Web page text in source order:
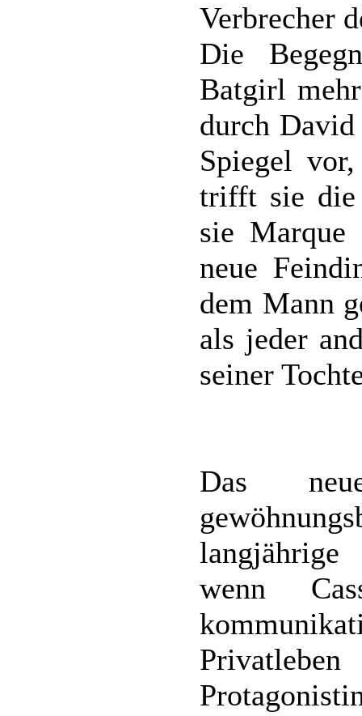
Verbrecher
Die
Batgirl
durch
Spiegel
trifft sie die
sie Marque
neue
dem Mann
als jeder
seiner
Das
langjährige
wenn